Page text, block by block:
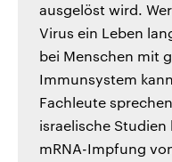
ausgelöst wird.
Virus ein Leben
bei Menschen mit
Immunsystem
Fachleute
israelische
mRNA-Impfung